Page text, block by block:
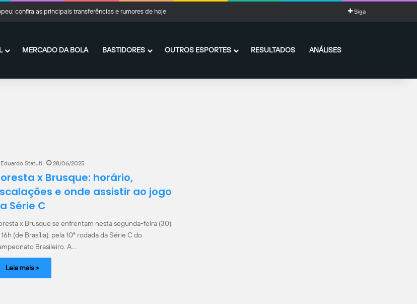
confira as principais transferências e rumores de hoje Siga
MERCADO DA BOLA BASTIDORES OUTROS ESPORTES RESULTADOS ANÁLISES
Eduardo Statuti 28/06/2025
x Brusque: horário,
e onde assistir ao jogo
Série C
x Brusque se enfrentam nesta segunda-feira (30),
16h (de Brasília), pela 10ª rodada da Série C do
Brasileiro. A…
Leia mais >